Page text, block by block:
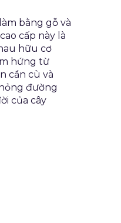
bằng gỗ và
cấp này là
hữu cơ
hứng từ
cần cù và
đường
của cây